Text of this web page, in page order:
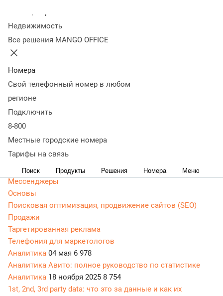
Недвижимость
Все решения MANGO OFFICE
Номера
Свой телефонный номер в любом
регионе
Подключить
8-800
Местные городские номера
Тарифы на связь
Поиск Продукты Решения Номера Меню
Статьи, обзоры, ТОПы, идеи и советы для развития
бизнеса. Энциклопедия маркетолога, Аналитика -
актуальная, живая и понятная информация доступным
языком.
CRM маркетинг
Аналитика
Веб-аналитика
Веб-разработка
Контекстная реклама
Яндекс Директ
Контент-маркетинг
Мессенджеры
Основы
Поисковая оптимизация, продвижение сайтов (SEO)
Продажи
Таргетированная реклама
Телефония для маркетологов
Аналитика 04 мая 6 978
Аналитика Авито: полное руководство по статистике
Аналитика 18 ноября 2025 8 754
1st, 2nd, 3rd party data: что это за данные и как их